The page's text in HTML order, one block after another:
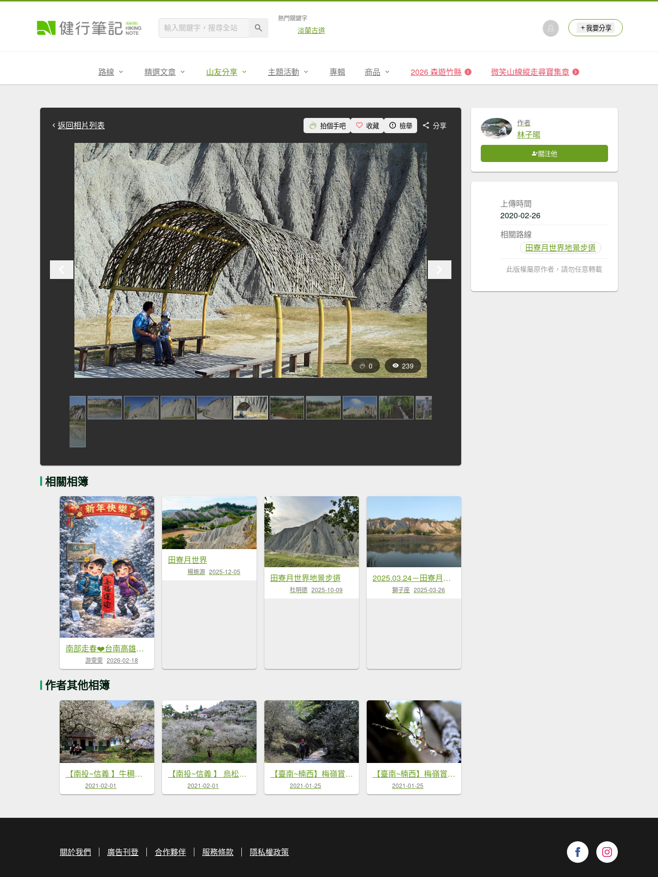
熱門關鍵字
淡蘭古道 我要分享
路線 精選文章 山友分享 主題活動 專輯 商品 2026 森遊竹縣 微笑山線縱走尋寶集章
返回相片列表 拍個手吧 收藏 檢舉 分享
0 239
相關相簿
南部走春❤️台南高雄百大步道小百岳-梅峰ㄧ線天獵鷹尖-大凍雞籠山-壽山-大小岡山月世界
游雯雯 2026-02-18
田寮月世界
楊振源 2025-12-05
田寮月世界地景步道
杜明德 2025-10-09
2025.03.24－田寮月世界
獅子座 2025-03-26
作者其他相簿
【南投~信義 】牛稠坑賞梅
2021-02-01
【南投~信義 】 烏松崙賞梅
2021-02-01
【臺南~楠西】梅嶺賞梅二~梅峰古道
2021-01-25
【臺南~楠西】梅嶺賞梅一~觀音步道
2021-01-25
作者
林子暘
關注他
上傳時間
2020-02-26
相關路線
田寮月世界地景步道
此版權屬原作者，請勿任意轉載
關於我們 廣告刊登 合作夥伴 服務條款 隱私權政策